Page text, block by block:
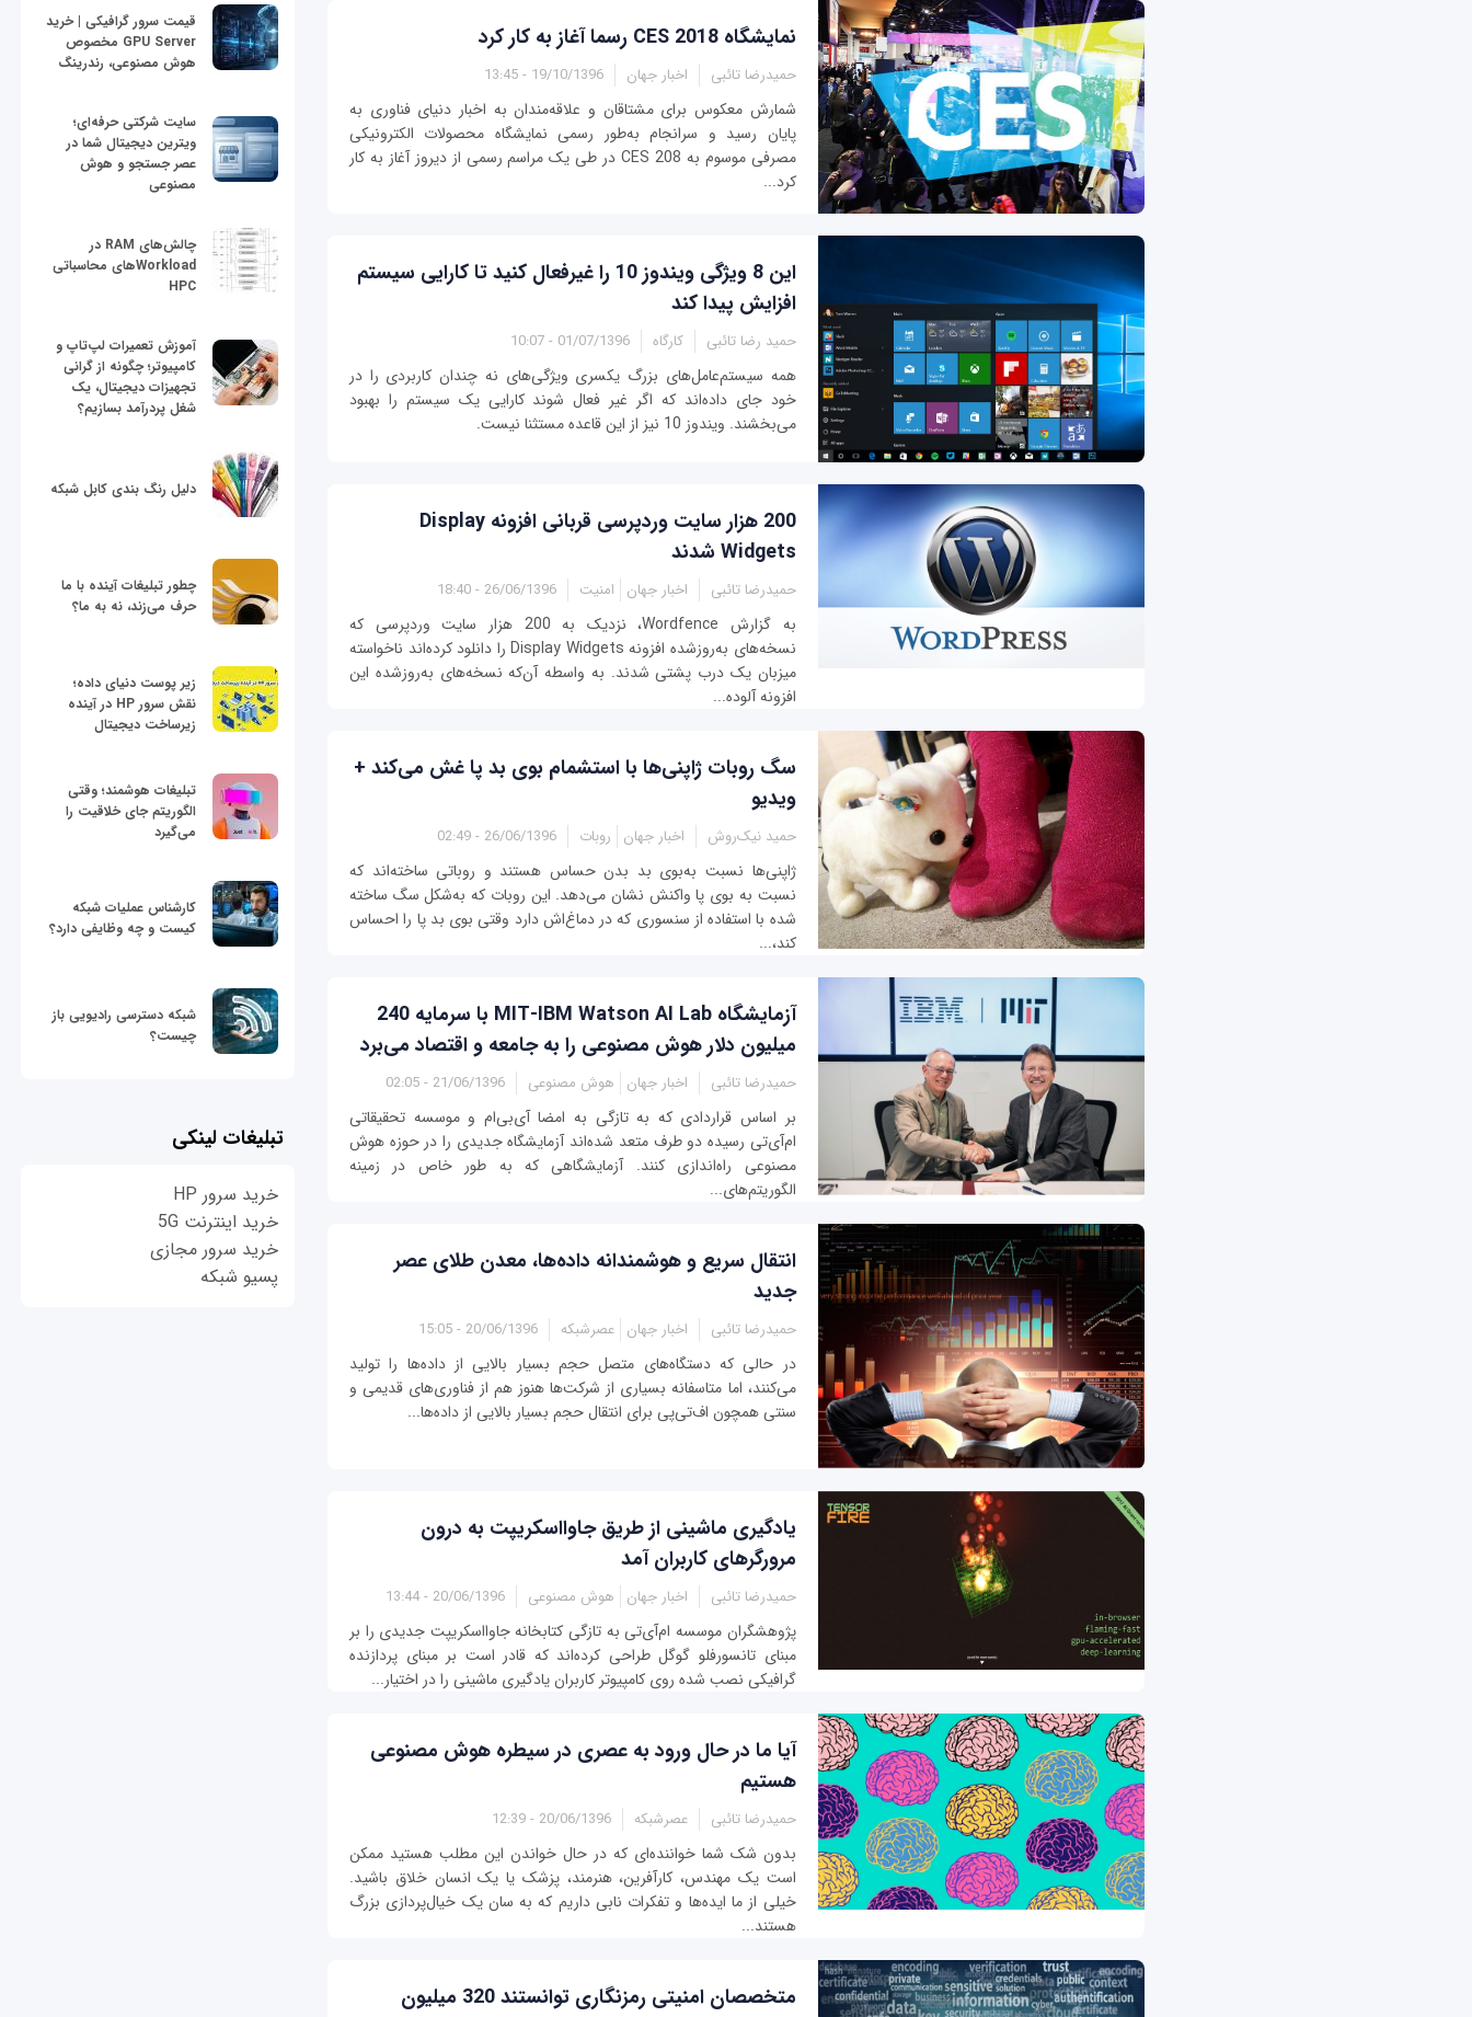
نمایشگاه CES 2018 رسما آغاز به کار کرد
حمیدرضا تائبی اخبار جهان 19/10/1396 - 13:45
شمارش معکوس برای مشتاقان و علاقه‌مندان به اخبار دنیای فناوری به
پایان رسید و سرانجام به‌طور رسمی نمایشگاه محصولات الکترونیکی
مصرفی موسوم به CES 208 در طی یک مراسم رسمی از دیروز آغاز به کار
کرد...
این 8 ویژگی ویندوز 10 را غیرفعال کنید تا کارایی سیستم‌
افزایش پیدا کند
حمید رضا تائبی کارگاه 01/07/1396 - 10:07
همه سیستم‌عامل‌های بزرگ یکسری ویژگی‌های نه چندان کاربردی را در
خود جای داده‌اند که اگر غیر فعال شوند کارایی یک سیستم را بهبود
می‌بخشند. ویندوز 10 نیز از این قاعده مستثنا نیست.
200 هزار سایت وردپرسی قربانی افزونه Display
Widgets شدند
حمیدرضا تائبی اخبار جهان امنیت 26/06/1396 - 18:40
به گزارش Wordfence، نزدیک به 200 هزار سایت وردپرسی که
نسخه‌های به‌روزشده افزونه Display Widgets را دانلود کرده‌اند ناخواسته
میزبان یک درب پشتی شدند. به واسطه آن‌که نسخه‌های به‌روزشده این
افزونه آلوده...
سگ روبات ژاپنی‌ها با استشمام بوی بد پا غش می‌کند +
ویدیو
حمید نیک‌روش اخبار جهان روبات 26/06/1396 - 02:49
ژاپنی‌ها نسبت به‌بوی بد بدن حساس هستند و روباتی ساخته‌اند که
نسبت به بوی پا واکنش نشان می‌دهد. این روبات که به‌شکل سگ ساخته
شده با استفاده از سنسوری که در دماغ‌اش دارد وقتی بوی بد پا را احساس
کند،...
آزمایشگاه MIT-IBM Watson AI Lab با سرمایه 240
میلیون دلار هوش مصنوعی را به جامعه و اقتصاد می‌برد
حمیدرضا تائبی اخبار جهان هوش مصنوعی 21/06/1396 - 02:05
بر اساس قراردادی که به تازگی به امضا آی‌بی‌ام و موسسه تحقیقاتی
ام‌آی‌تی رسیده دو طرف متعد شده‌اند آزمایشگاه جدیدی را در حوزه هوش
مصنوعی راه‌اندازی کنند. آزمایشگاهی که به طور خاص در زمینه
الگوریتم‌های...
انتقال سریع و هوشمندانه داده‌ها، معدن طلای عصر
جدید
حمیدرضا تائبی اخبار جهان عصرشبکه 20/06/1396 - 15:05
در حالی که دستگاه‌های متصل حجم بسیار بالایی از داده‌ها را تولید
می‌کنند، اما متاسفانه بسیاری از شرکت‌ها هنوز هم از فناوری‌های قدیمی و
سنتی همچون اف‌تی‌پی برای انتقال حجم بسیار بالایی از داده‌ها...
یادگیری ماشینی از طریق جاوااسکریپت به درون
مرورگرهای کاربران آمد
حمیدرضا تائبی اخبار جهان هوش مصنوعی 20/06/1396 - 13:44
پژوهشگران موسسه ام‌آی‌تی به تازگی کتابخانه جاوااسکریپت جدیدی را بر
مبنای تانسورفلو گوگل طراحی کرده‌اند که قادر است بر مبنای پردازنده
گرافیکی نصب شده روی کامپیوتر کاربران یادگیری ماشینی را در اختیار...
آیا ما در حال ورود به عصری در سیطره هوش مصنوعی
هستیم
حمیدرضا تائبی عصرشبکه 20/06/1396 - 12:39
بدون شک شما خواننده‌ای که در حال خواندن این مطلب هستید ممکن
است یک مهندس، کارآفرین، هنرمند، پزشک یا یک انسان خلاق باشید.
خیلی از ما ایده‌ها و تفکرات نابی داریم که به سان یک خیال‌پردازی بزرگ
هستند...
متخصصان امنیتی رمزنگاری توانستند 320 میلیون
قیمت سرور گرافیکی | خرید
GPU Server مخصوص
هوش مصنوعی، رندرینگ
سایت شرکتی حرفه‌ای؛
ویترین دیجیتال شما در
عصر جستجو و هوش
مصنوعی
چالش‌های RAM در
Workloadهای محاسباتی
HPC
آموزش تعمیرات لپ‌تاپ و
کامپیوتر؛ چگونه از گرانی
تجهیزات دیجیتال، یک
شغل پردرآمد بسازیم؟
دلیل رنگ بندی کابل شبکه
چطور تبلیغات آینده با ما
حرف می‌زند، نه به ما؟
زیر پوست دنیای داده؛
نقش سرور HP در آینده
زیرساخت دیجیتال
تبلیغات هوشمند؛ وقتی
الگوریتم جای خلاقیت را
می‌گیرد
کارشناس عملیات شبکه
کیست و چه وظایفی دارد؟
شبکه دسترسی رادیویی باز
چیست؟
تبلیغات لینکی
خرید سرور HP
خرید اینترنت 5G
خرید سرور مجازی
پسیو شبکه